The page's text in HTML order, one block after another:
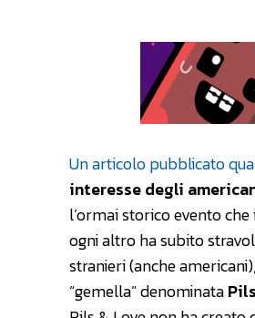
Un articolo pubblicato
interesse degli
l’ormai storico evento
ogni altro ha subito
stranieri (anche
“gemella” denominata